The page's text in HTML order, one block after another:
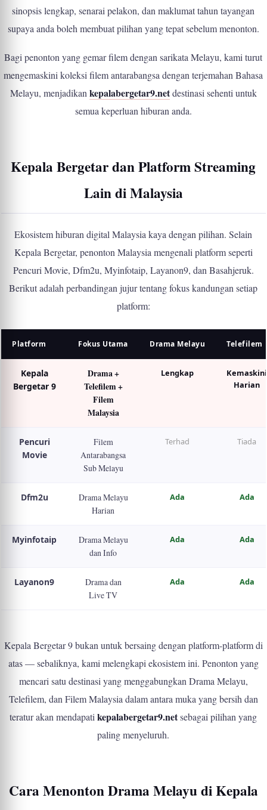
sinopsis lengkap, senarai pelakon, dan maklumat tahun tayangan
supaya anda boleh membuat pilihan yang tepat sebelum menonton.
Bagi penonton yang gemar filem dengan sarikata Melayu, kami turut
mengemaskini koleksi filem antarabangsa dengan terjemahan Bahasa
Melayu, menjadikan kepalabergetar9.netdestinasi sehenti untuk
semua keperluan hiburan anda.
Kepala Bergetar dan Platform Streaming
Lain di Malaysia
Ekosistem hiburan digital Malaysia kaya dengan pilihan. Selain
Kepala Bergetar, penonton Malaysia mengenali platform seperti
Pencuri Movie, Dfm2u, Myinfotaip, Layanon9, dan Basahjeruk.
Berikut adalah perbandingan jujur tentang fokus kandungan setiap
platform:
Platform Fokus Utama Drama Melayu Telefilem
Kepala
Bergetar 9
Drama +
Telefilem +
Filem
Malaysia
Lengkap
Kemaskini
Harian
Pencuri
Movie
Filem
Antarabangsa
Sub Melayu
Terhad Tiada
Dfm2u
Drama Melayu
Harian
Ada Ada
Myinfotaip
Drama Melayu
dan Info
Ada Ada
Layanon9
Drama dan
Live TV
Ada Ada
Kepala Bergetar 9 bukan untuk bersaing dengan platform-platform di
atas — sebaliknya, kami melengkapi ekosistem ini. Penonton yang
mencari satu destinasi yang menggabungkan Drama Melayu,
Telefilem, dan Filem Malaysia dalam antara muka yang bersih dan
teratur akan mendapatikepalabergetar9.netsebagai pilihan yang
paling menyeluruh.
Cara Menonton Drama Melayu di Kepala